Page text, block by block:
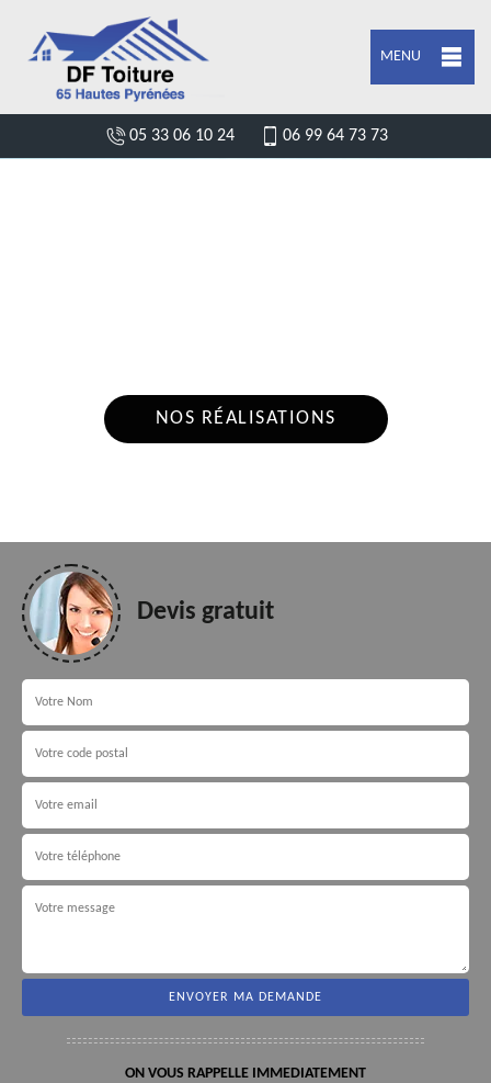
MENU
05 33 06 10 24 06 99 64 73 73
NOS RÉALISATIONS
Devis gratuit
ON VOUS RAPPELLE IMMEDIATEMENT